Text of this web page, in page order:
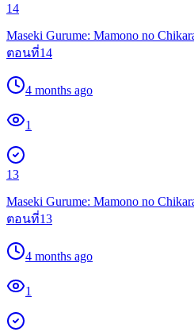
14
Maseki Gurume: Mamono no
ตอนที่14
4 months ago
1
13
Maseki Gurume: Mamono no
ตอนที่13
4 months ago
1